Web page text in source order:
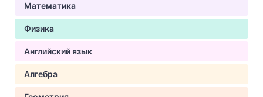
Математика
Физика
Английский язык
Алгебра